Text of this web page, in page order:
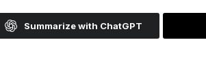
Summarize with ChatGPT